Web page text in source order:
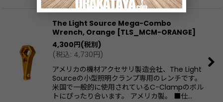
The Light Source Mega-Combo
Wrench, Orange [TLS_MCM-ORANGE]
4,300円(税別)
(税込: 4,730円)
アメリカの機材アクセサリ製造会社、The Light
Sourceの小型照明クランプ専用のレンチです。
米国で一般的に使用されているC-Clampのボル
トにぴったり合います。 アメリカ製。 ■仕…